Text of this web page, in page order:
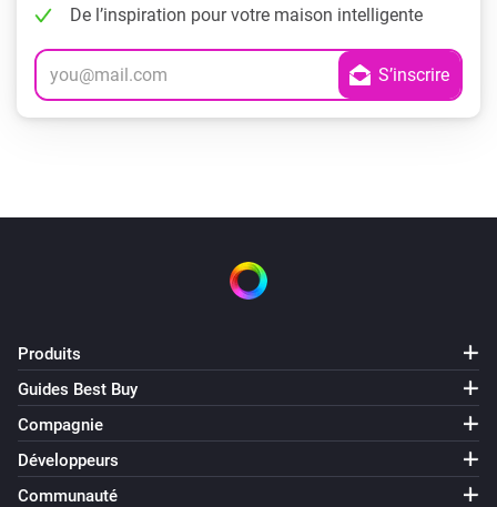
De l’inspiration pour votre maison intelligente
Produits
Guides Best Buy
Compagnie
Développeurs
Communauté